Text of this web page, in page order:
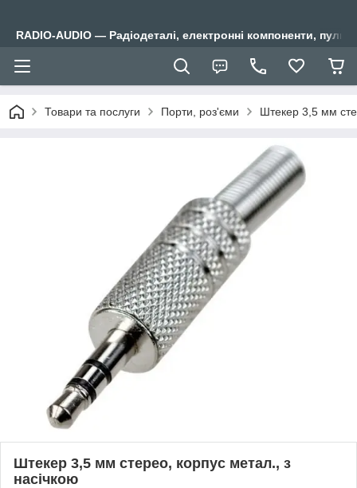
RADIO-AUDIO — Радіодеталі, електронні компоненти,
Товари та послуги Порти, роз'єми Штекер 3,5 мм
Штекер 3,5 мм стерео, корпус метал., з
насічкою